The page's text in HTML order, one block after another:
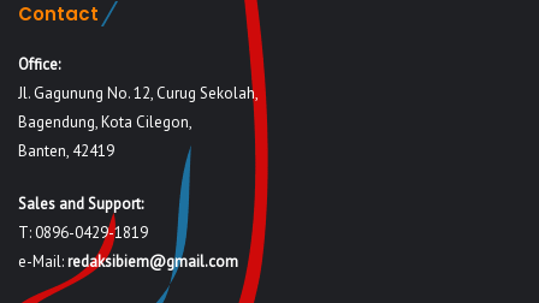
Contact
Office:
Jl. Gagunung No. 12, Curug Sekolah,
Bagendung, Kota Cilegon,
Banten, 42419
Sales and Support:
T: 0896-0429-1819
e-Mail:redaksibiem@gmail.com